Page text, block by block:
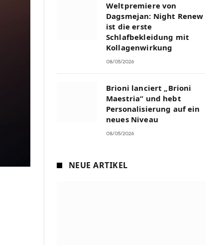
Weltpremiere von
Dagsmejan: Night Renew
ist die erste
Schlafbekleidung mit
Kollagenwirkung
08/05/2026
Brioni lanciert „Brioni
Maestria“ und hebt
Personalisierung auf ein
neues Niveau
08/05/2026
NEUE ARTIKEL